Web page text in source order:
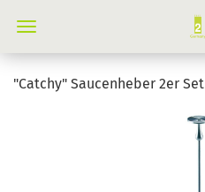
"Catchy" Saucenheber 2er Set